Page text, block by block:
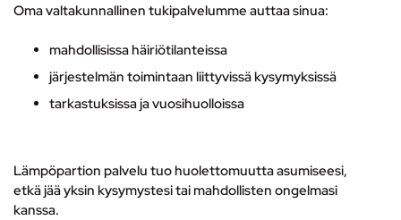
Oma valtakunnallinen tukipalvelumme auttaa sinua:
mahdollisissa häiriötilanteissa
järjestelmän toimintaan liittyvissä kysymyksissä
tarkastuksissa ja vuosihuolloissa
Lämpöpartion palvelu tuo huolettomuutta asumiseesi,
etkä jää yksin kysymystesi tai mahdollisten ongelmasi
kanssa.